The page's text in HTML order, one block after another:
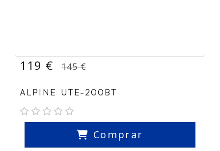
119 € 145 €
ALPINE UTE-200BT
Comprar